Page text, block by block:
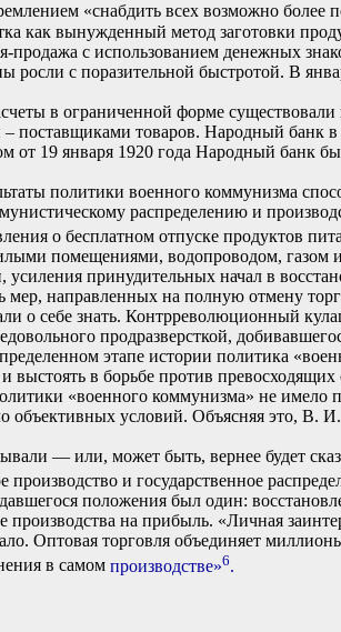
«снабдить всех возможно более
как вынужденный метод заготовки
продажа с использованием денежных
росли с поразительной быстротой. В
в ограниченной форме
поставщиками товаров. Народный банк
от 19 января 1920 года Народный банк
политики военного коммунизма
распределению и
о бесплатном отпуске продуктов
помещениями, водопроводом, газом
усиления принудительных начал в
направленных на полную отмену
о себе знать. Контрреволюционный
продразверсткой,
этапе истории политика
выстоять в борьбе против
«военного коммунизма» не имело
объективных условий. Объясняя это, В.
— или, может быть, вернее будет
производство и государственное
положения был один:
производства на прибыль. «Личная
Оптовая торговля объединяет
в самом производстве»6.